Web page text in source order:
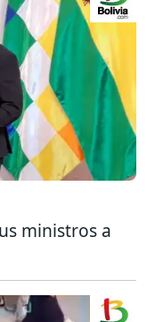
ministros a